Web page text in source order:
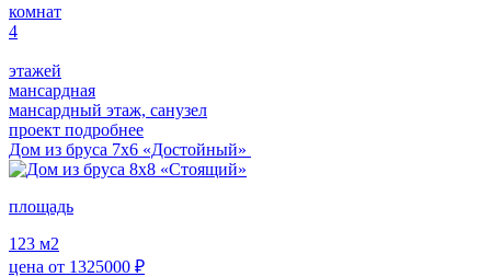
комнат
4
этажей
мансардная
мансардный этаж, санузел
проект подробнее
Дом из бруса 7х6 «Достойный»
площадь
123 м2
цена от 1325000 ₽